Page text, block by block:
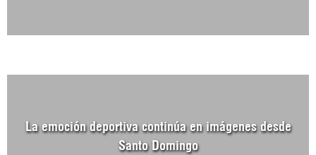
La emoción deportiva continúa en imágenes desde
Santo Domingo